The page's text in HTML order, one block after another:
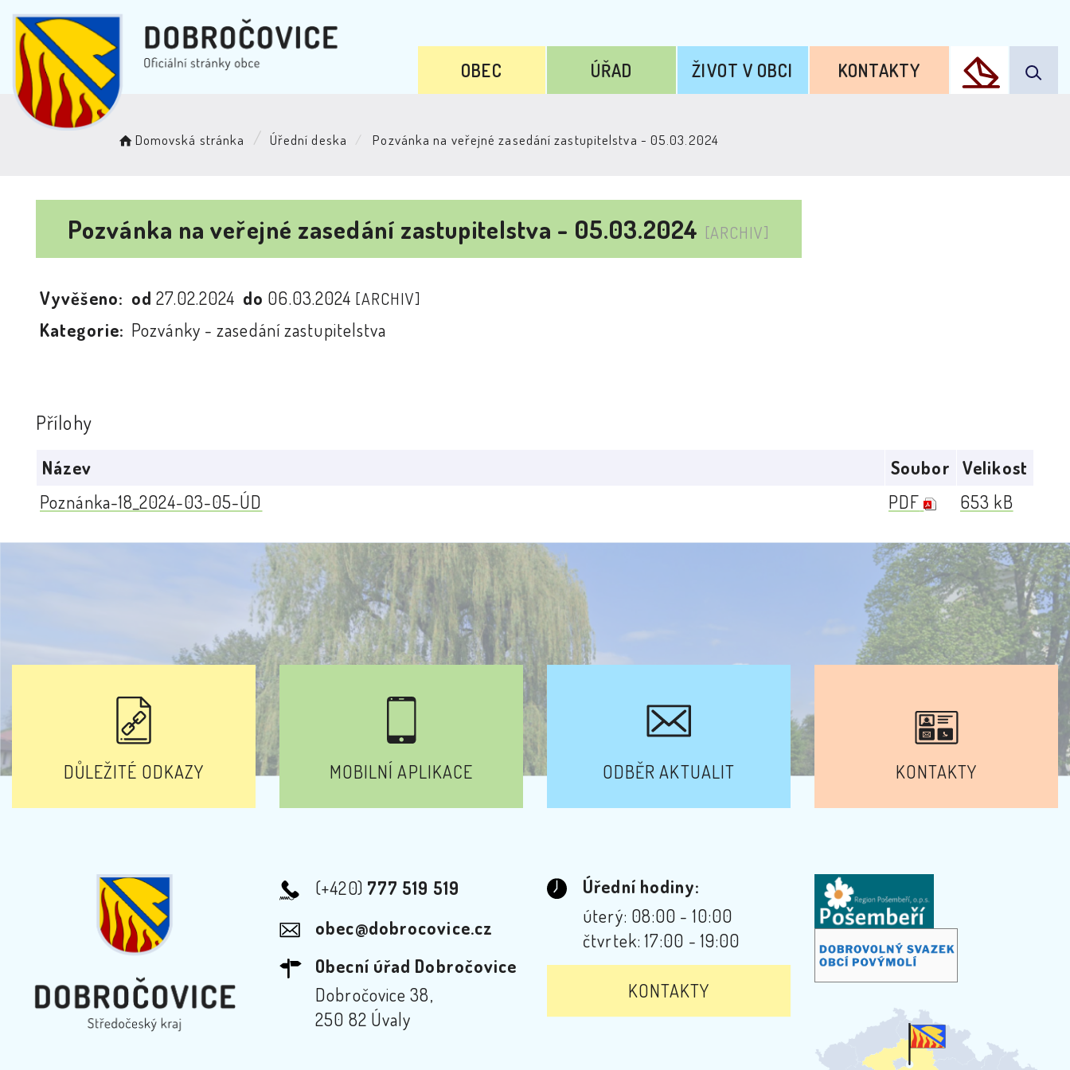
OBEC ÚŘAD ŽIVOT V OBCI KONTAKTY
Domovská stránka Úřední deska Pozvánka na veřejné zasedání zastupitelstva - 05.03.2024
Pozvánka na veřejné zasedání zastupitelstva - 05.03.2024 [ARCHIV]
Vyvěšeno: od27.02.2024 do 06.03.2024 [ARCHIV]
Kategorie: Pozvánky - zasedání zastupitelstva
Přílohy
Název Soubor
Velikost
Poznánka-18_2024-03-05-ÚD
PDF 653 kB
DŮLEŽITÉ ODKAZY MOBILNÍ APLIKACE ODBĚR AKTUALIT KONTAKTY
(+420) 777 519 519
obec@dobrocovice.cz
Obecní úřad Dobročovice
Dobročovice 38,
250 82 Úvaly
Úřední hodiny:
úterý: 08:00 - 10:00
čtvrtek: 17:00 - 19:00
KONTAKTY